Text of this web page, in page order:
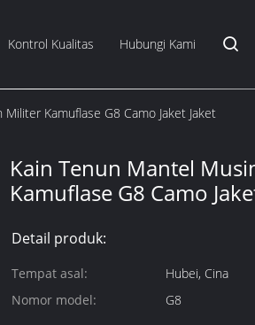
Kontrol Kualitas Hubungi Kami
Kamuflase G8 Camo Jaket Jaket
Kain Tenun Mantel
Kamuflase G8 Camo
Detail produk:
Tempat asal:
Hubei, Cina
Nomor model:
G8